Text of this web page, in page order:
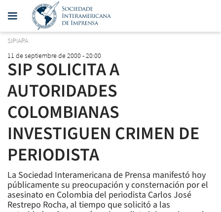
SIPIAPA
11 de septiembre de 2000 - 20:00
SIP SOLICITA A
AUTORIDADES
COLOMBIANAS
INVESTIGUEN CRIMEN DE
PERIODISTA
La Sociedad Interamericana de Prensa manifestó hoy
públicamente su preocupación y consternación por el
asesinato en Colombia del periodista Carlos José
Restrepo Rocha, al tiempo que solicitó a las